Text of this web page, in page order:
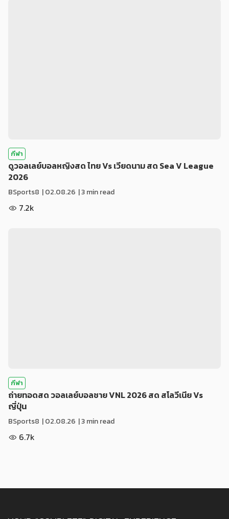
กีฬา
ดูวอลเลย์บอลหญิงสด ไทย Vs เวียดนาม สด Sea V League
2026
BSports8 |02.08.26 | 3 min read
7.2k
กีฬา
ถ่ายทอดสด วอลเลย์บอลชาย VNL 2026 สด สโลวีเนีย Vs
ญี่ปุ่น
BSports8 |02.08.26 | 3 min read
6.7k